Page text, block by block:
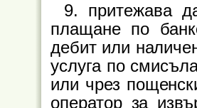
9. притежава
плащане по
дебит или
услуга по
или чрез
оператор за